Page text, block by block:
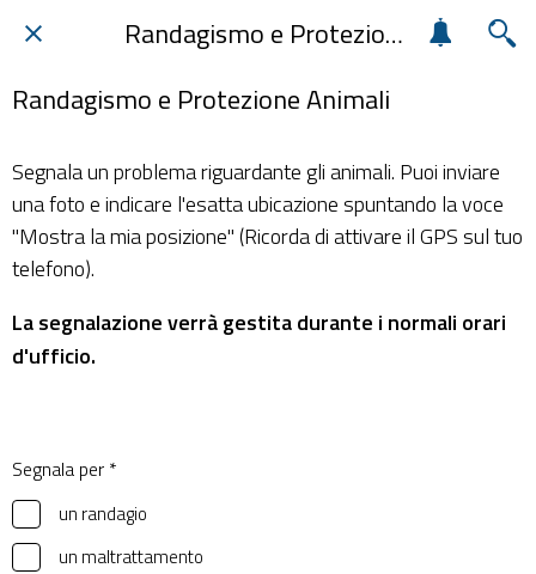
Randagismo e Protezione Animali
Randagismo e Protezione Animali
Segnala un problema riguardante gli animali. Puoi inviare
una foto e indicare l'esatta ubicazione spuntando la voce
"Mostra la mia posizione" (Ricorda di attivare il GPS sul tuo
telefono).
La segnalazione verrà gestita durante i normali orari
d'ufficio.
Segnala per *
un randagio
un maltrattamento